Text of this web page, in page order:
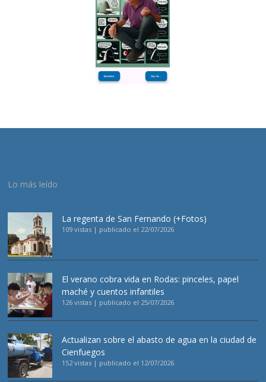
Lo más leído
La regenta de San Fernando (+Fotos)
109 vistas | publicado el 22/07/2026
El verano cobra vida en Rodas: pinceles, papel
maché y cuentos infantiles
126 vistas | publicado el 25/07/2026
Actualizan sobre el abasto de agua en la ciudad de
Cienfuegos
152 vistas | publicado el 12/07/2026